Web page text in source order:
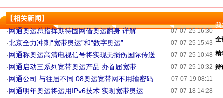
【相关新闻】
07-07-25 16:30
·网通奥运总指挥期待固网借奥运翻身 详解...
07-07-25 15:43
·北京全力冲刺“宽带奥运”和“数字奥运”
07-07-25 10:48
·网通称奥运高清电视信号将实现无损伤国际传送
07-07-25 10:32
·网通启动三系列宽带奥运产品 办首届宽带...
07-07-19 08:11
·网通公司:与往届不同 08奥运宽带网不用输密码
07-07-18 14:28
·网通明年奥运将运用IPv6技术 实现宽带奥运
我
全
精
辩